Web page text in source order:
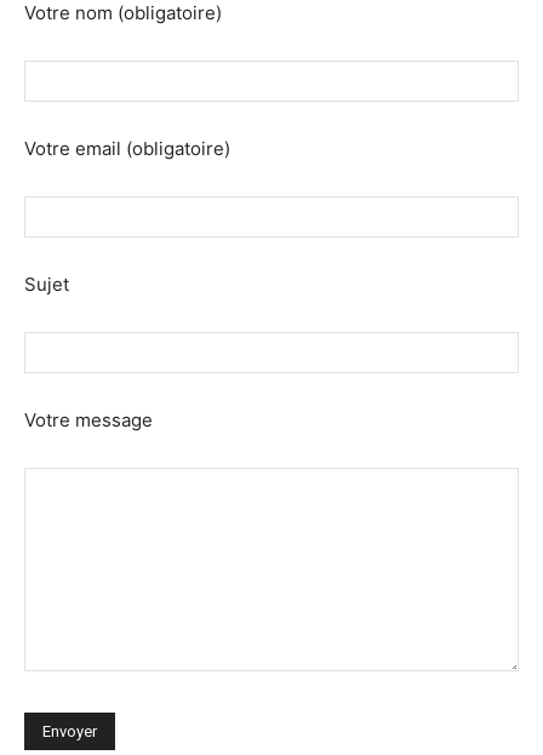
Votre nom (obligatoire)
Votre email (obligatoire)
Sujet
Votre message